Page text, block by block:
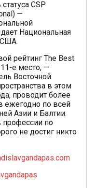
CSP
—
Национальная
США.
рейтинг The Best
е место, —
Восточной
в этом
проводит более
ежегодно по всей
Азии и Балтии.
по
не достиг никто